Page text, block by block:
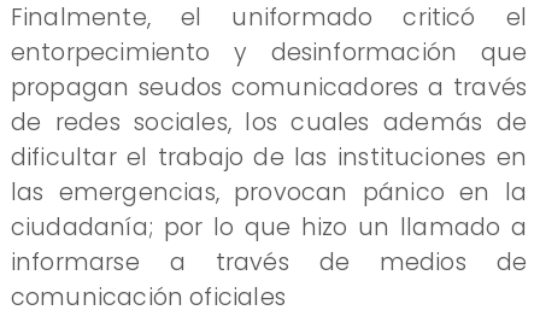
Finalmente, el uniformado criticó el
entorpecimiento y desinformación que
propagan seudos comunicadores a través
de redes sociales, los cuales además de
dificultar el trabajo de las instituciones en
las emergencias, provocan pánico en la
ciudadanía; por lo que hizo un llamado a
informarse a través de medios de
comunicación oficiales